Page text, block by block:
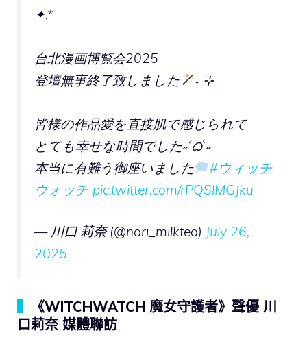
✦.*
台北漫画博覧会2025
登壇無事終了致しました
˖ ࣪⊹
皆様の作品愛を直接肌で感じられて
とても幸せな時間でした˶ˊᜊˋ˶
本当に有難う御座いました
#ウィッチ
ウォッチ pic.twitter.com/rPQSlMGJku
— 川口 莉奈 (@nari_milktea) July 26,
2025
《WITCHWATCH 魔女守護者》聲優 川
口莉奈 媒體聯訪